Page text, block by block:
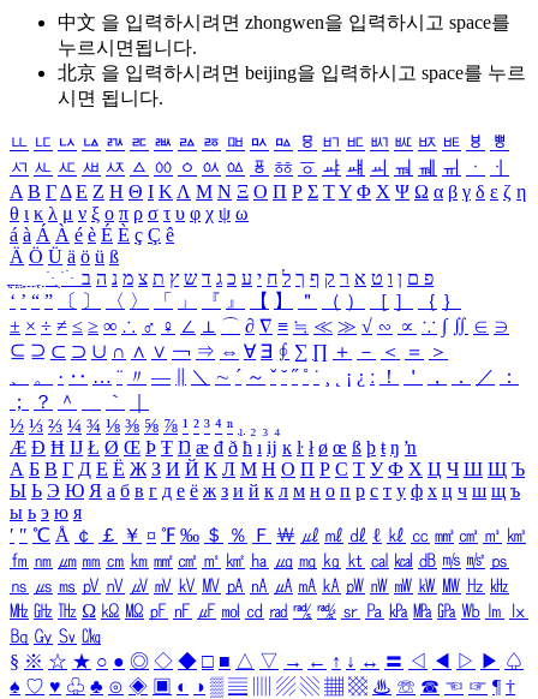
中文 을 입력하시려면 zhongwen을 입력하시고 space를
누르시면됩니다.
北京 을 입력하시려면 beijing을 입력하시고 space를 누르
시면 됩니다.
ㅥ ㅦ ㅧ ㅨ ㅩ ㅪ ㅫ ㅬ ㅭ ㅮ ㅯ ㅰ ㅱ ㅲ ㅳ ㅴ ㅵ ㅶ ㅷ ㅸ
ㅹ
ㅺ ㅻ ㅼ ㅽ ㅾ ㅿ ㆀ ㆁ ㆂ ㆃ ㆄ ㆅ ㆆ ㆇ ㆈ ㆉ ㆊ ㆋ ㆌ ㆍ
ㆎ
Α Β ΓΔ Ε Ζ Η Θ Ι ΚΛ Μ Ν Ξ Ο Π Ρ Σ ΤΥ Φ Χ Ψ Ω α β γ δ ε ζ η
θ ι κ λ μ ν ξ ο π ρ σ τ υ φ χ ψ ω
á à Á À é è É È ç Ç ê
Ä Ö Ü ä ö ü ß
ִֶֹ ֻּ ׁׂ פ ם ן ו ט א ר ק ף ך ל ח י ע כ ג ד ש ץ ת צ מ נ ה ב
‘ ’ “ ” 〔 〕 〈 〉 「 」 『 』 【 】 ＂ （ ） ［ ］ ｛ ｝
± × ÷ ≠ ≤ ≥ ∞ ∴ ♂ ♀ ∠ ⊥ ⌒ ∂ ∇ ≡ ≒ ≪ ≫ √ ∽ ∝ ∵ ∫ ∬ ∈ ∋
⊆ ⊇ ⊂ ⊃ ∪ ∩ ∧ ∨ ￢ ⇒ ⇔ ∀ ∃ ∮ ∑ ∏ ＋ － ＜ ＝
＞
、
。 · ‥ … ¨ 〃 ― ＼ ∼ ´ ～ ˇ ˘ ˝ ˚ ˙ ¸ ¡ ¿ ː ！ ＇ ， ． ／
：
；
？ ＾ ｀
½ ⅓ ⅔ ¼ ¾ ⅛ ⅜ ⅝ ⅞ ¹ ² ³ ⁴ ⁿ ₁ ₂ ₃ ₄
Æ Ð Ħ Ĳ Ł Ø Œ Þ Ŧ Ŋ æ đ ð ħ ı ĳ ĸ ŀ ł ø œ ß þ ŧ ŋ ŉ
А Б В Г Д Е Ё Ж З И Й К Л М Н О П Р С Т У Ф Х Ц Ч Ш Щ Ъ
Ы Ь Э Ю Я а б в г д е ё ж з и й к л м н о п р с т у ф х ц ч ш щ ъ
ы ь э ю я
′ ″ ℃ Å ￠ ￡ ￥ ¤ ℉ ‰ ＄ ％ Ｆ ￦ ㎕ ㎖ ㎗ ℓ ㎘ ㏄ ㎣ ㎤ ㎥ ㎦
㎙ ㎚ ㎛ ㎜ ㎝ ㎞ ㎟ ㎠ ㎡ ㎢ ㏊ ㎍ ㎎ ㎏ ㏏ ㎈ ㎉ ㏈ ㎧ ㎨ ㎰
㎱ ㎲ ㎳ ㎴ ㎵ ㎶ ㎷ ㎸ ㎹ ㎀ ㎁ ㎂ ㎃ ㎄ ㎺ ㎻ ㎽ ㎾ ㎿ ㎐ ㎑
㎒ ㎓ ㎔ Ω ㏀ ㏁ ㎊ ㎋ ㎌ ㏖ ㏅ ㎭ ㎮ ㎯ ㏛ ㎩ ㎪ ㎫ ㎬ ㏝ ㏐
㏓
㏃ ㏉ ㏜ ㏆
§ ※ ☆ ★ ○ ● ◎ ◇ ◆ □ ■ △ ▽ → ← ↑ ↓ ↔ 〓 ◁ ◀ ▷ ▶ ♤
♠ ♡ ♥ ♧ ♣ ⊙ ◈ ▣ ◐ ◑ ▒ ▤ ▨ ▧ ▦ ▩ ♨ ☏ ☎ ☜ ☞ ¶ †